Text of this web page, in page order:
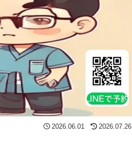
2026.06.01 2026.07.26